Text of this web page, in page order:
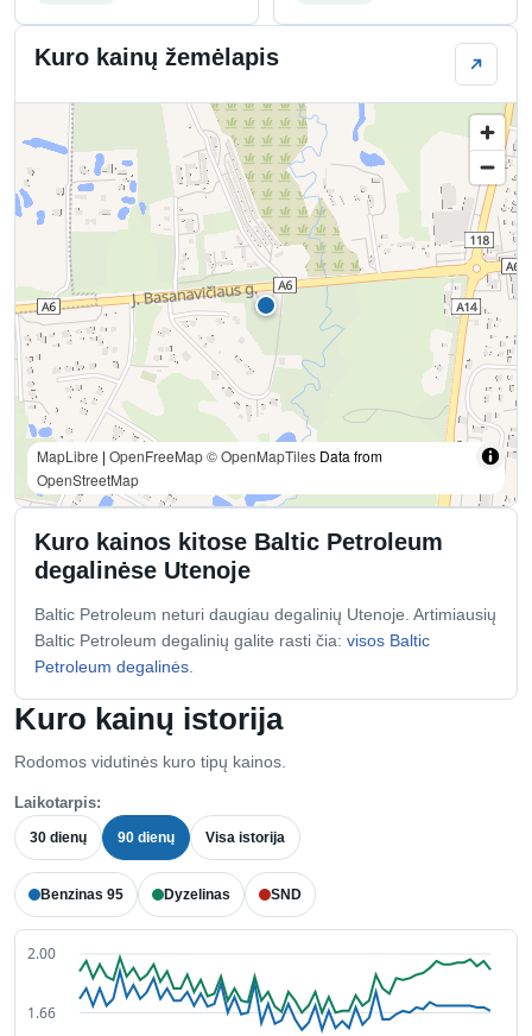
Kuro kainų istorija
Rodomos vidutinės kuro tipų kainos.
Laikotarpis:
30 dienų 90 dienų Visa istorija
Benzinas 95 Dyzelinas SND
Kuro kainų žemėlapis
MapLibre | OpenFreeMap© OpenMapTiles Data from
OpenStreetMap
Kuro kainos kitose Baltic Petroleum
degalinėse Utenoje
Baltic Petroleum neturi daugiau degalinių Utenoje. Artimiausių
Baltic Petroleum degalinių galite rasti čia: visos Baltic
Petroleum degalinės